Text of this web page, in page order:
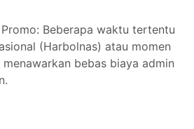
Beberapa waktu tertentu
(Harbolnas) atau momen
bebas biaya admin